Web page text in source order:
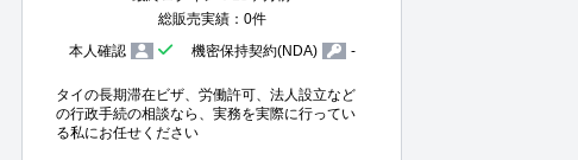
総販売実績：0件
本人確認
機密保持契約(NDA) -
タイの長期滞在ビザ、労働許可、法人設立など
の行政手続の相談なら、実務を実際に行ってい
る私にお任せください